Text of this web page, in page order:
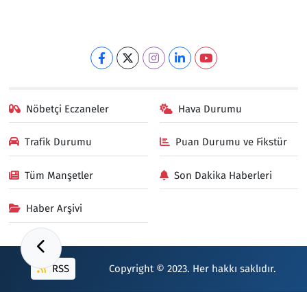
Nöbetçi Eczaneler Hava Durumu
Trafik Durumu Puan Durumu ve Fikstür
Tüm Manşetler Son Dakika Haberleri
Haber Arşivi
RSS Copyright © 2023. Her hakkı saklıdır.